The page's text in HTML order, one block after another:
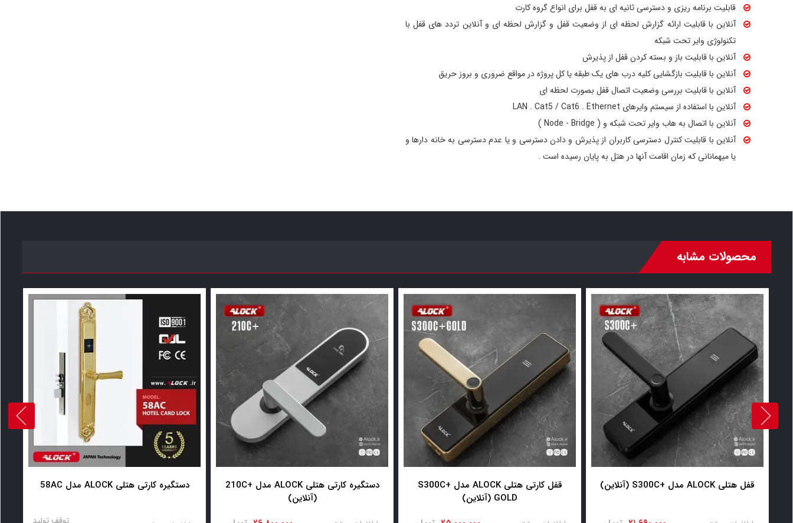
قابلیت برنامه ریزی و دسترسی ثانیه ای به قفل برای انواع گروه کارت
آنلاین با قابلیت ارائه گزارش لحظه ای از وضعیت قفل و گزارش لحظه ای و آنلاین تردد های قفل با
تکنولوژی وایر تحت شبکه
آنلاین با قابلیت باز و بسته کردن قفل از پذیرش
آنلاین با قابلیت بازگشایی کلیه درب های یک طبقه یا کل پروژه در مواقع ضروری و بروز حریق
آنلاین با قابلیت بررسی وضعیت اتصال قفل بصورت لحظه ای
آنلاین با استفاده از سیستم وایرهای LAN . Cat5 / Cat6 . Ethernet
آنلاین با اتصال به هاب وایر تحت شبکه و ( Node - Bridge )
آنلاین با قابلیت کنترل دسترسی کاربران از پذیرش و دادن دسترسی و یا عدم دسترسی به خانه دارها و
یا میهمانانی که زمان اقامت آنها در هتل به پایان رسیده است .
محصولات مشابه
قفل هتلی ALOCK مدل +S300C (آنلاین)
قفل کارتی هتلی ALOCK مدل S300C+
GOLD (آنلاین)
دستگیره کارتی هتلی ALOCK مدل +210C
(آنلاین)
دستگیره کارتی هتلی ALOCK مدل 58AC